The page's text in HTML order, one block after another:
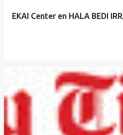
EKAI Center en HALA BEDI